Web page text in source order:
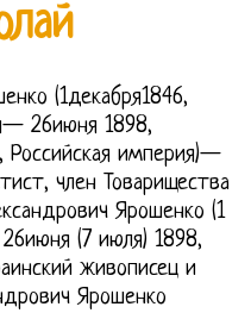
(1декабря1846,
26июня 1898,
Российская империя)—
член Товарищества
Ярошенко (1
(7 июля) 1898,
живописец и
Ярошенко